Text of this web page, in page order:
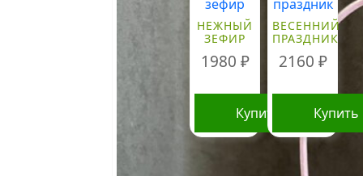
НЕЖНЫЙ
ЗЕФИР
1980 ₽
Купить
ВЕСЕННИЙ
ПРАЗДНИК
2160 ₽
Купить